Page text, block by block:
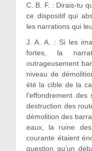
C. B. F. : Dirais-tu
ce dispositif qui
les narrations qui
J. A. A. : Si les
fortes, la
outrageusement
niveau de
été la cible de la
l’effondrement
destruction des
démolition des
eaux, la ruine
courante étaient
question qu’un